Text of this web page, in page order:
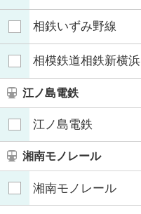
相鉄いずみ野線
相模鉄道相鉄新横浜
江ノ島電鉄
江ノ島電鉄
湘南モノレール
湘南モノレール